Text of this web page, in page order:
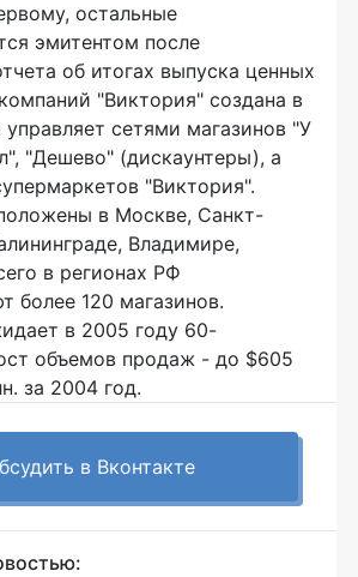
остальные
эмитентом после
об итогах выпуска ценных
"Виктория" создана в
управляет сетями магазинов "У
"Дешево" (дискаунтеры), а
"Виктория".
в Москве, Санкт-
Владимире,
в регионах РФ
более 120 магазинов.
в 2005 году 60-
объемов продаж - до $605
за 2004 год.
в Вконтакте